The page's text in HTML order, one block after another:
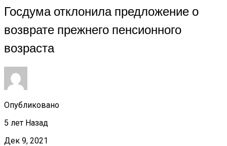
Госдума отклонила предложение о
возврате прежнего пенсионного
возраста
Опубликовано
5 лет Назад
Дек 9, 2021